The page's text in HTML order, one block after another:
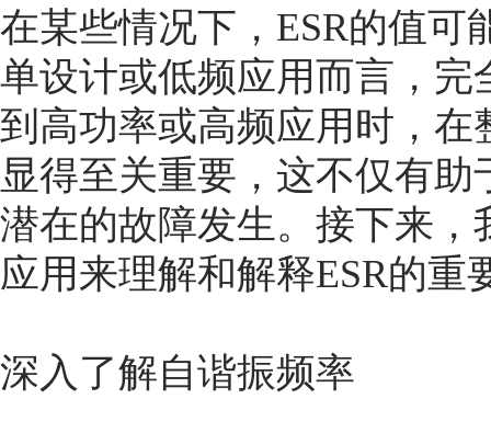
在某些情况下，ESR的值
单设计或低频应用而言，
到高功率或高频应用时，在
显得至关重要，这不仅有
潜在的故障发生。接下来
应用来理解和解释ESR的重
深入了解自谐振频率